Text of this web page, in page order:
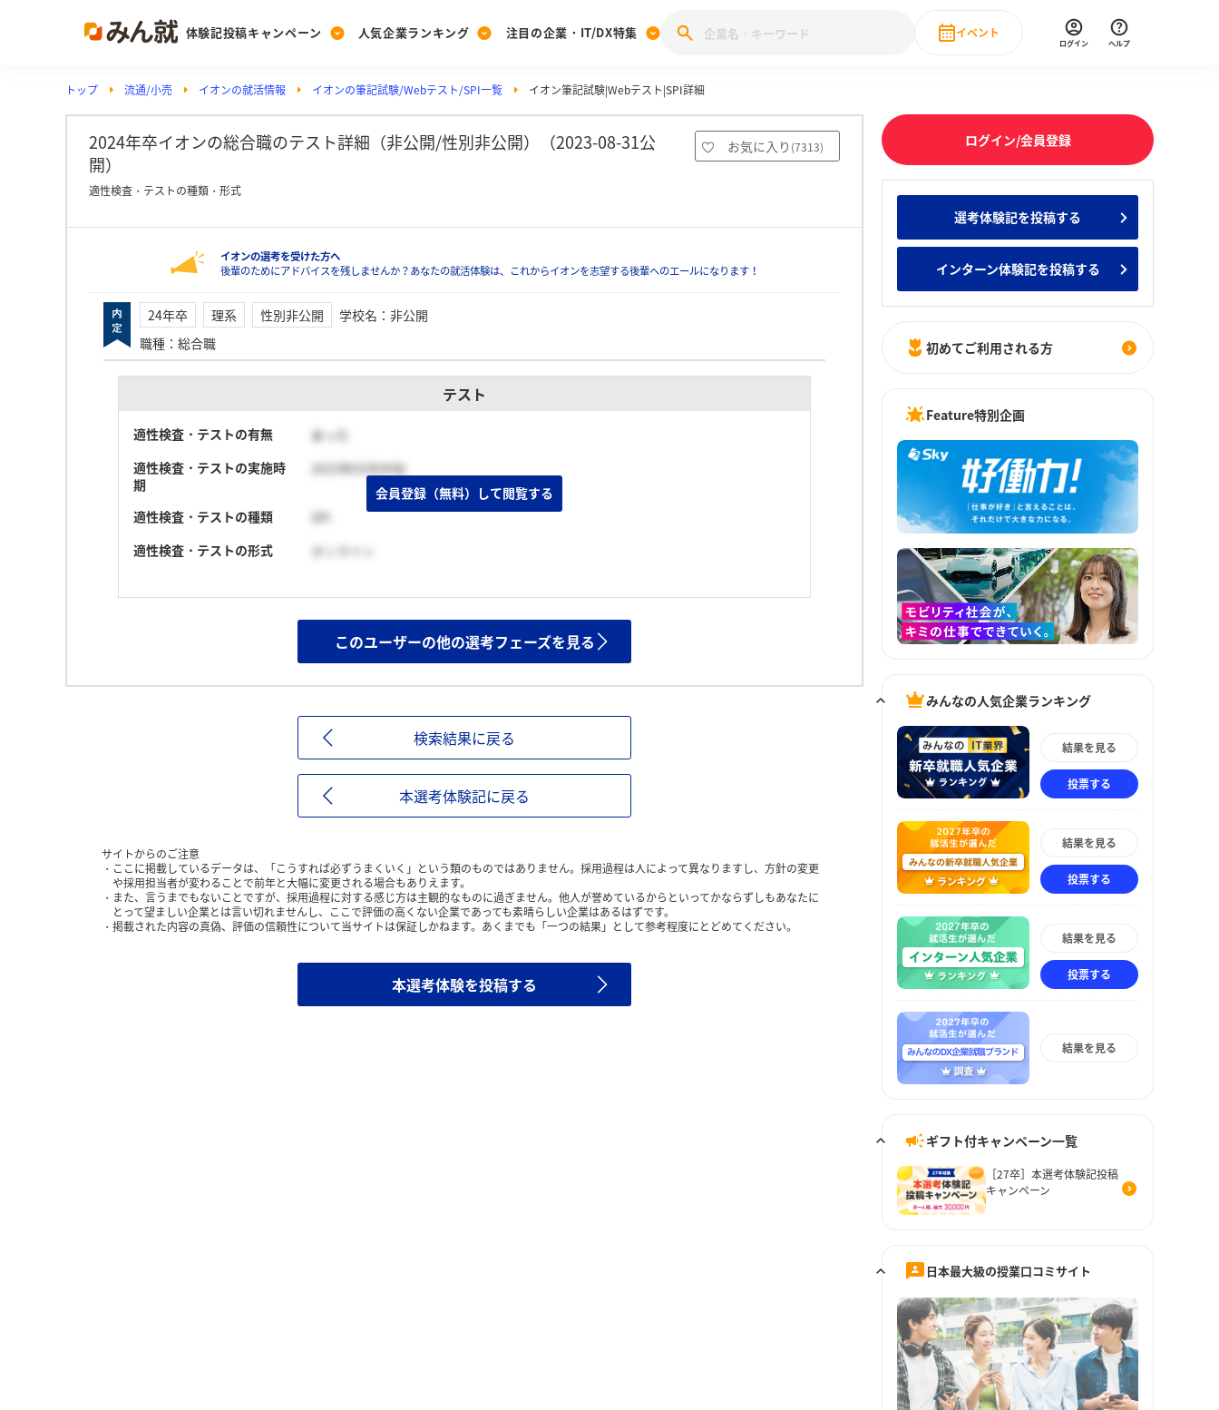
体験記投稿キャンペーン
Post
投稿する
[27卒] 本選考体験記投稿キャンペーン
人気企業ランキング
Ranking
ランキングを見る
みんなのDX企業就職ブランド調査
みんなの新卒就職人気企業ランキング みんなのインターン人気企業ランキ
注目の企業・IT/DX特集
PickUp
注目の企業特集
28卒 IT・DX現場社員インタビュー
動画で知ろう！業界・企業研究
イベント
直近のイベント一覧
ログイン ヘルプ
トップ 流通/小売 イオンの就活情報 イオンの筆記試験/Webテスト/SPI一覧 イオン筆記試験|Webテスト|SPI詳細
2024年卒イオンの総合職のテスト詳細（非公開/性別非公開）（2023-08-31公
開）
お気に入り (7313)
適性検査・テストの種類・形式
イオンの選考を受けた方へ
後輩のためにアドバイスを残しませんか？あなたの就活体験は、これからイオンを志望する後輩へのエールになります！
24年卒 理系 性別非公開 学校名 ： 非公開
職種 ： 総合職
テスト
適性検査・テストの有無
あった
適性検査・テストの実施時
期
2023年03月中旬
適性検査・テストの種類
SPI
適性検査・テストの形式
オンライン
会員登録（無料）して閲覧する
このユーザーの他の選考フェーズを見る
検索結果に戻る
本選考体験記に戻る
サイトからのご注意
ここに掲載しているデータは、「こうすれば必ずうまくいく」という類のものではありません。採用過程は人によって異なりますし、方針の変更
や採用担当者が変わることで前年と大幅に変更される場合もありえます。
また、言うまでもないことですが、採用過程に対する感じ方は主観的なものに過ぎません。他人が誉めているからといってかならずしもあなたに
とって望ましい企業とは言い切れませんし、ここで評価の高くない企業であっても素晴らしい企業はあるはずです。
掲載された内容の真偽、評価の信頼性について当サイトは保証しかねます。あくまでも「一つの結果」として参考程度にとどめてください。
本選考体験を投稿する
ログイン/会員登録
選考体験記を投稿する
インターン体験記を投稿する
初めてご利用される方
Feature特別企画
みんなの人気企業ランキング
結果を見る
投票する
結果を見る
投票する
結果を見る
投票する
結果を見る
ギフト付キャンペーン一覧
［27卒］本選考体験記投稿
キャンペーン
日本最大級の授業口コミサイト